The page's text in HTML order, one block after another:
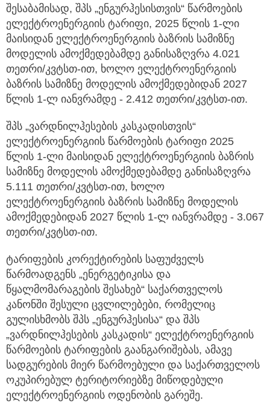
შესაბამისად, შპს „ენგურჰესისთვის“ წარმოების
ელექტროენერგიის ტარიფი, 2025 წლის 1-ლი
მაისიდან ელექტროენერგიის ბაზრის სამიზნე
მოდელის ამოქმედებამდე განისაზღვრა 4.021
თეთრი/კვტსთ-ით, ხოლო ელექტროენერგიის
ბაზრის სამიზნე მოდელის ამოქმედებიდან 2027
წლის 1-ლ იანვრამდე - 2.412 თეთრი/კვტსთ-ით.
შპს „ვარდნილჰესების კასკადისთვის“
ელექტროენერგიის წარმოების ტარიფი 2025
წლის 1-ლი მაისიდან ელექტროენერგიის ბაზრის
სამიზნე მოდელის ამოქმედებამდე განისაზღვრა
5.111 თეთრი/კვტსთ-ით, ხოლო
ელექტროენერგიის ბაზრის სამიზნე მოდელის
ამოქმედებიდან 2027 წლის 1-ლ იანვრამდე - 3.067
თეთრი/კვტსთ-ით.
ტარიფების კორექტირების საფუძველს
წარმოადგენს „ენერგეტიკისა და
წყალმომარაგების შესახებ“ საქართველოს
კანონში შესული ცვლილებები, რომელიც
გულისხმობს შპს „ენგურჰესისა“ და შპს
„ვარდნილჰესების კასკადის“ ელექტროენერგიის
წარმოების ტარიფების გაანგარიშებას, ამავე
სადგურების მიერ წარმოებული და საქართველოს
ოკუპირებულ ტერიტორიებზე მიწოდებული
ელექტროენერგიის ოდენობის გარეშე.